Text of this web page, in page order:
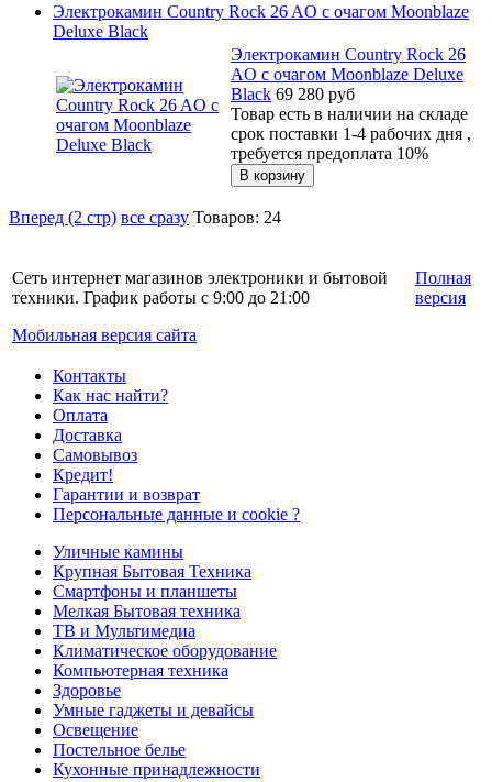
Электрокамин Country Rock 26 AO с очагом Moonblaze
Deluxe Black
Электрокамин Country Rock 26
AO с очагом Moonblaze Deluxe
Black 69 280 руб
Товар есть в наличии на складе
срок поставки 1-4 рабочих дня ,
требуется предоплата 10%
Вперед (2 стр) все сразу Товаров: 24
Сеть интернет магазинов электроники и бытовой
техники. График работы с 9:00 до 21:00
Мобильная версия сайта
Полная
версия
Контакты
Как нас найти?
Оплата
Доставка
Самовывоз
Кредит!
Гарантии и возврат
Персональные данные и cookie ?
Уличные камины
Крупная Бытовая Техника
Смартфоны и планшеты
Мелкая Бытовая техника
ТВ и Мультимедиа
Климатическое оборудование
Компьютерная техника
Здоровье
Умные гаджеты и девайсы
Освещение
Постельное белье
Кухонные принадлежности